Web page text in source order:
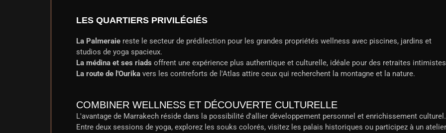
LES QUARTIERS PRIVILÉGIÉS
La Palmeraie reste le secteur de prédilection pour les grandes propriétés wellness avec piscines, jardins et
studios de yoga spacieux.
La médina et ses riads offrent une expérience plus authentique et culturelle, idéale pour des retraites
La route de l'Ourika vers les contreforts de l'Atlas attire ceux qui recherchent la montagne et la nature.
COMBINER WELLNESS ET DÉCOUVERTE CULTURELLE
L'avantage de Marrakech réside dans la possibilité d'allier développement personnel et enrichissement culturel.
Entre deux sessions de yoga, explorez les souks colorés, visitez les palais historiques ou participez à un atelier